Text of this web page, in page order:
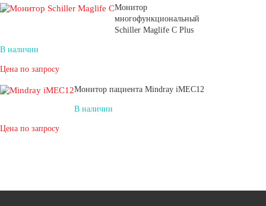
Монитор
многофункциональный
Schiller Maglife C Plus
В наличии
Цена по запросу
Монитор пациента Mindray iMEC12
В наличии
Цена по запросу